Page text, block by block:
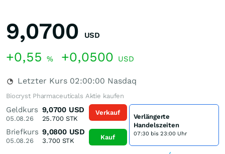
9,0700 USD
+0,55 % +0,0500 USD
Letzter Kurs 02:00:00 Nasdaq
Biocryst Pharmaceuticals Aktie kaufen
Geldkurs
05.08.26
9,0700 USD
25.700STK
Briefkurs
05.08.26
9,0800 USD
3.700STK
Verkauf
Kauf
Verlängerte
Handelszeiten
07:30 bis 23:00 Uhr